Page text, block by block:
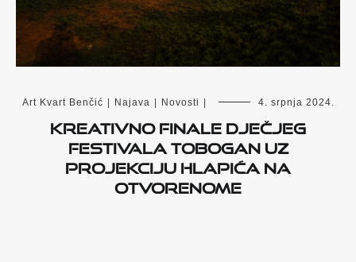
Art Kvart Benčić | Najava | Novosti | 4. srpnja 2024.
Kreativno finale dječjeg
festivala Tobogan uz
projekciju Hlapića na
otvorenome